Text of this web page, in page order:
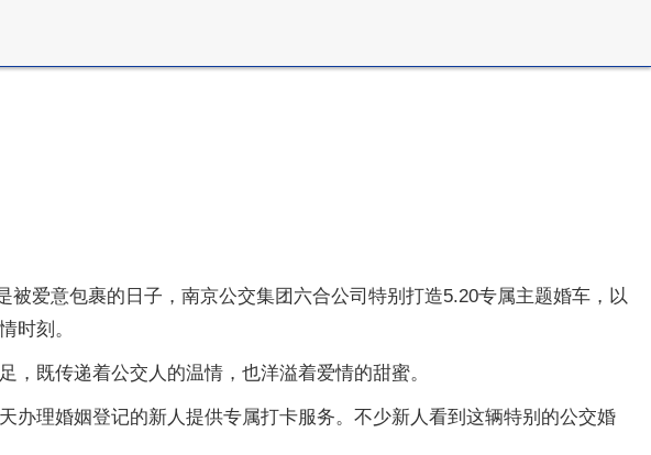
爱意包裹的日子，南京公交集团六合公司特别打造5.20专属主题婚车，以
时刻。
既传递着公交人的温情，也洋溢着爱情的甜蜜。
办理婚姻登记的新人提供专属打卡服务。不少新人看到这辆特别的公交婚